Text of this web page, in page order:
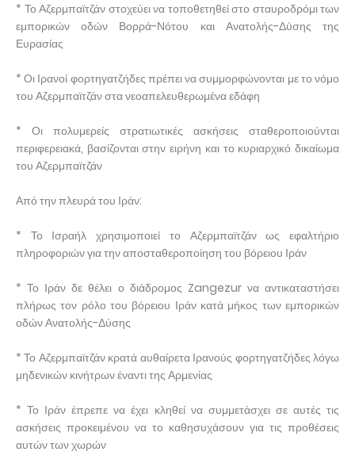
* Το Αζερμπαϊτζάν στοχεύει να τοποθετηθεί στο σταυροδρόμι των
εμπορικών οδών Βορρά-Νότου και Ανατολής-Δύσης της
Ευρασίας
* Οι Ιρανοί φορτηγατζήδες πρέπει να συμμορφώνονται με το νόμο
του Αζερμπαϊτζάν στα νεοαπελευθερωμένα εδάφη
* Οι πολυμερείς στρατιωτικές ασκήσεις σταθεροποιούνται
περιφερειακά, βασίζονται στην ειρήνη και το κυριαρχικό δικαίωμα
του Αζερμπαϊτζάν
Από την πλευρά του Ιράν:
* Το Ισραήλ χρησιμοποιεί το Αζερμπαϊτζάν ως εφαλτήριο
πληροφοριών για την αποσταθεροποίηση του βόρειου Ιράν
* Το Ιράν δε θέλει ο διάδρομος Zangezur να αντικαταστήσει
πλήρως τον ρόλο του βόρειου Ιράν κατά μήκος των εμπορικών
οδών Ανατολής-Δύσης
* Το Αζερμπαϊτζάν κρατά αυθαίρετα Ιρανούς φορτηγατζήδες λόγω
μηδενικών κινήτρων έναντι της Αρμενίας
* Το Ιράν έπρεπε να έχει κληθεί να συμμετάσχει σε αυτές τις
ασκήσεις προκειμένου να το καθησυχάσουν για τις προθέσεις
αυτών των χωρών